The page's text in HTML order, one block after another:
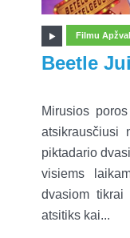
Filmu
Beetle
Mirusios
atsikrausčiusi
piktadario
visiems
dvasiom
atsitiks kai...